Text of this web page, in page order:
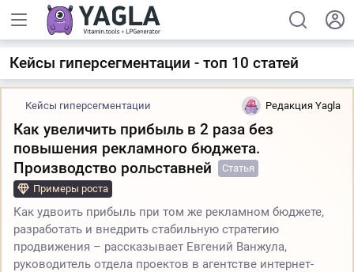
Кейсы гиперсегментации - топ 10 статей
Кейсы гиперсегментации Редакция Yagla
Как увеличить прибыль в 2 раза без
повышения рекламного бюджета.
Производство рольставней
Статья
Примеры роста
Как удвоить прибыль при том же рекламном бюджете,
разработать и внедрить стабильную стратегию
продвижения – рассказывает Евгений Ванжула,
руководитель отдела проектов в агентстве интернет-